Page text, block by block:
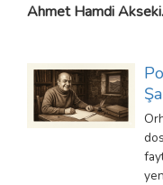
Ahmet Hamdi